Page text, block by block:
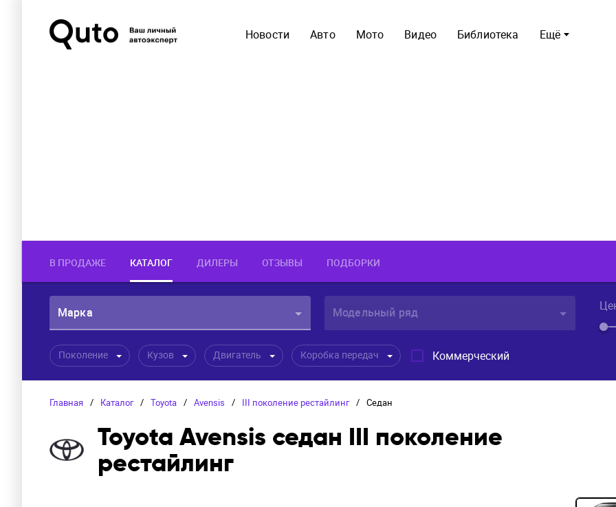
Ещё
Новости Авто Мото Видео Библиотека
В ПРОДАЖЕ КАТАЛОГ ДИЛЕРЫ ОТЗЫВЫ ПОДБОРКИ
Марка Модельный ряд
Поколение Кузов Двигатель Коробка передач Коммерческий
Главная / Каталог / Toyota / Avensis / III поколение рестайлинг / Седан
Toyota Avensis седан III поколение
рестайлинг